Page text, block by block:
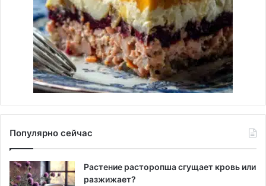
Популярно сейчас
Растение расторопша сгущает кровь или
разжижает?